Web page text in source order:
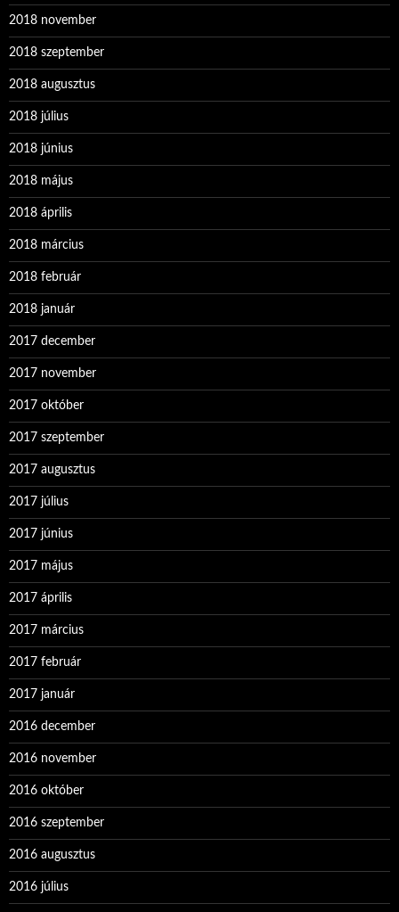
2018 november
2018 szeptember
2018 augusztus
2018 július
2018 június
2018 május
2018 április
2018 március
2018 február
2018 január
2017 december
2017 november
2017 október
2017 szeptember
2017 augusztus
2017 július
2017 június
2017 május
2017 április
2017 március
2017 február
2017 január
2016 december
2016 november
2016 október
2016 szeptember
2016 augusztus
2016 július